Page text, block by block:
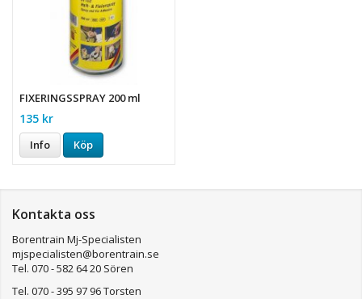
FIXERINGSSPRAY 200 ml
135 kr
Info Köp
Kontakta oss
Borentrain Mj-Specialisten
mjspecialisten@borentrain.se
Tel. 070 - 582 64 20 Sören
Tel. 070 - 395 97 96 Torsten